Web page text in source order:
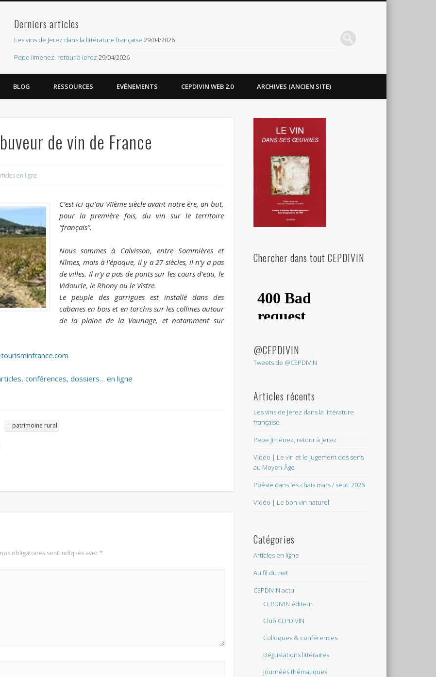
– les imaginaires du vin
Derniers articles
Les vins de Jerez dans la littérature française 29/04/2026
Pepe Jiménez, retour à Jerez 29/04/2026
Réseau CEPDIVIN
Mentions légales
Connexion
Flux des commentaires
BLOG RESSOURCES EVÉNEMENTS CEPDIVIN WEB 2.0 ARCHIVES (ANCIEN SITE)
de vin de France
en ligne
C’est ici qu’au VIIème siècle avant notre ère, on but,
pour la première fois, du vin sur le territoire
“français”.
Nous sommes à Calvisson, entre Sommières et
Nîmes, mais à l’époque, il y a 27 siècles, il n’y a pas
de villes. Il n’y a pas de ponts sur les cours d’eau, le
Vidourle, le Rhony ou le Vistre.
Le peuple des garrigues est installé dans des
cabanes en bois et en torchis sur les collines autour
de la plaine de la Vaunage, et notamment sur
conférences, dossiers… en ligne
patrimoine rural
obligatoires sont indiqués avec*
Chercher dans tout CEPDIVIN
@CEPDIVIN
Tweets de @CEPDIVIN
Articles récents
Les vins de Jerez dans la littérature
française
Pepe Jiménez, retour à Jerez
Vidéo | Le vin et le jugement des sens
au Moyen-Âge
Poésie dans les chais mars / sept. 2026
Vidéo | Le bon vin naturel
Catégories
Articles en ligne
Au fil du net
CEPDIVIN actu
CEPDIVIN éditeur
Club CEPDIVIN
Colloques & conférences
Dégustations littéraires
Journées thématiques